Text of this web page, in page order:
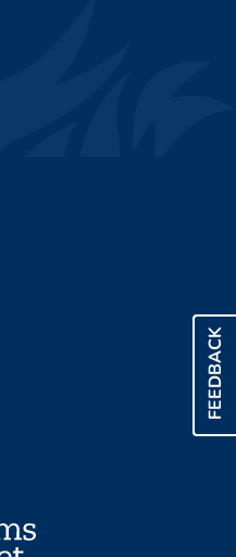
FEEDBACK